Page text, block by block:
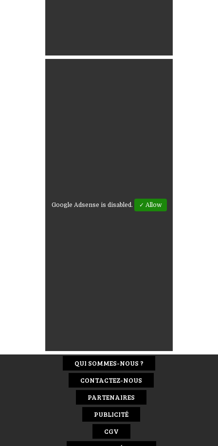
Google Adsense is disabled. ✓ Allow
QUI SOMMES-NOUS ?
CONTACTEZ-NOUS
PARTENAIRES
PUBLICITÉ
CGV